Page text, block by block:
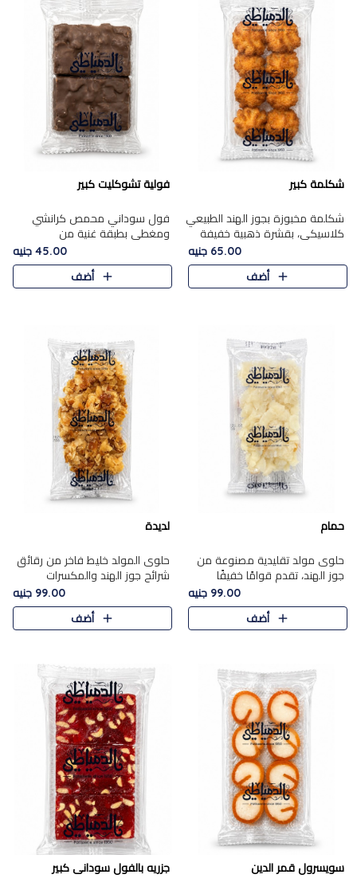
شكلمة كبير
شكلمة مخبوزة بجوز الهند الطبيعي
كلاسيكي، بقشرة ذهبية خفيفة
وقلب طري رطب يذوب في الفم،
تمنحك المذاق الشرقي الحلو الأصيل
التقليدي في كل لقمة.
65.00 جنيه
أضف
فولية تشوكليت كبير
فول سوداني محمص كرانشي
ومغطى بطبقة غنية من
الشوكولاتة، يجمع بين طعم
القرمشة الأصيلة الكلاسكيكية
التقليدية للفول السوداني وحلاوة
45.00 جنيه
أضف
حمام
حلوى مولد تقليدية مصنوعة من
جوز الهند، تقدم قوامًا خفيفًا
ونكهة شرقية أصيلة تجسد روح
الـموسم الأعياد.
99.00 جنيه
أضف
لديدة
حلوى المولد خليط فاخر من رقائق
شرائح جوز الهند والمكسرات
المحمصة، متماسك بشراب حلاوة
الكراميل الخفيفة ليمنحك قرمشة
غنية ومذاقًا شرقيًا أصيلً..
99.00 جنيه
أضف
سويسرول قمر الدين جزريه بالفول سودانى كبير